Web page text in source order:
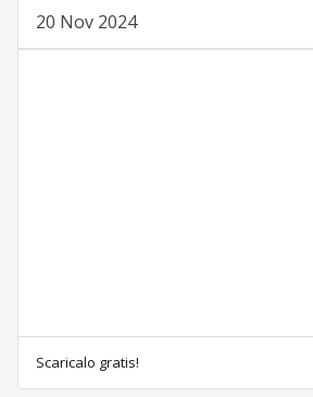
20 Nov 2024
Scaricalo gratis!